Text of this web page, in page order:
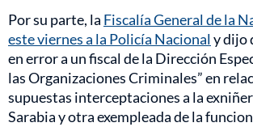
Por su parte, la Fiscalía General de la
este viernes a la Policía Nacionaly dijo
en error a un fiscal de la Dirección
las Organizaciones Criminales” en
supuestas interceptaciones a la
Sarabia y otra exempleada de la